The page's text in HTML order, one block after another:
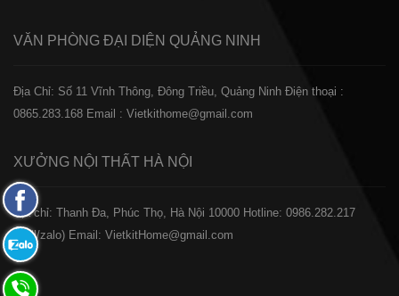
VĂN PHÒNG ĐẠI DIỆN QUẢNG NINH
Địa Chỉ: Số 11 Vĩnh Thông, Đông Triều, Quảng Ninh Điện thoại :
0865.283.168 Email : Vietkithome@gmail.com
XƯỞNG NỘI THẤT HÀ NỘI
️Địa chỉ: Thanh Đa, Phúc Thọ, Hà Nội 10000 Hotline: 0986.282.217
(Call/zalo) Email: VietkitHome@gmail.com
Fanpage
Facebook
Zalo:
0865.283.168
Hotline: